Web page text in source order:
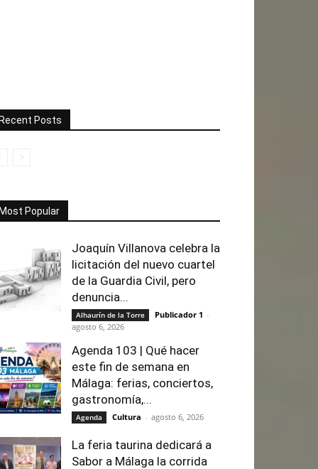
Posts
Popular
Joaquín Villanova celebra la
licitación del nuevo cuartel
de la Guardia Civil, pero
denuncia...
Alhaurín de la Torre Publicador 1 -
agosto 6, 2026
Agenda 103 | Qué hacer
este fin de semana en
Málaga: ferias, conciertos,
gastronomía,...
Agenda Cultura - agosto 6, 2026
La feria taurina dedicará a
Sabor a Málaga la corrida